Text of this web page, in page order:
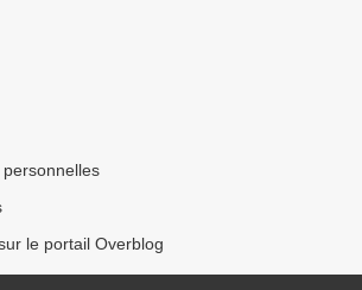
le portail Overblog